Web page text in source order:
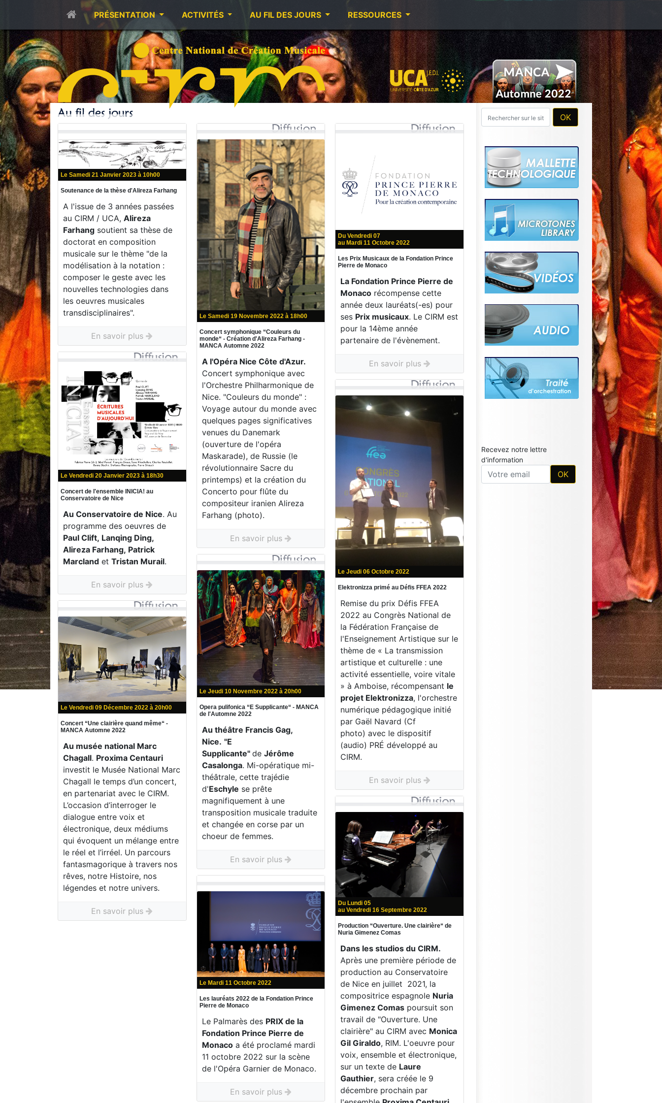
PRÉSENTATION ACTIVITÉS AU FIL DES JOURS RESSOURCES
Le Samedi 21 Janvier 2023 à 10h00
Soutenance de la thèse d'Alireza Farhang
A l'issue de 3 années passées
au CIRM / UCA, Alireza
Farhang soutient sa thèse de
doctorat en composition
musicale sur le thème "de la
modélisation à la notation :
composer le geste avec les
nouvelles technologies dans
les oeuvres musicales
transdisciplinaires".
En savoir plus
Le Vendredi 20 Janvier 2023 à 18h30
Concert de l'ensemble INICIA! au
Conservatoire de Nice
Au Conservatoire de Nice. Au
programme des oeuvres de
Paul Clift, Lanqing Ding,
Alireza Farhang, Patrick
Marcland et Tristan Murail.
En savoir plus
Le Vendredi 09 Décembre 2022 à 20h00
Concert “Une clairière quand même“ -
MANCA Automne 2022
Au musée national Marc
Chagall. Proxima Centauri
investit le Musée National Marc
Chagall le temps d’un concert,
en partenariat avec le CIRM.
L’occasion d’interroger le
dialogue entre voix et
électronique, deux médiums
qui évoquent un mélange entre
le réel et l’irréel. Un parcours
fantasmagorique à travers nos
rêves, notre Histoire, nos
légendes et notre univers.
En savoir plus
Le Samedi 19 Novembre 2022 à 18h00
Concert symphonique “Couleurs du
monde“ - Création d'Alireza Farhang -
MANCA Automne 2022
A l'Opéra Nice Côte d'Azur.
Concert symphonique avec
l'Orchestre Philharmonique de
Nice. "Couleurs du monde" :
Voyage autour du monde avec
quelques pages significatives
venues du Danemark
(ouverture de l'opéra
Maskarade), de Russie (le
révolutionnaire Sacre du
printemps) et la création du
Concerto pour flûte du
compositeur iranien Alireza
Farhang (photo).
En savoir plus
Le Jeudi 10 Novembre 2022 à 20h00
Opera pulifonica “E Supplicante“ - MANCA
de l'Automne 2022
Au théâtre Francis Gag,
Nice. "E
Supplicante" de Jérôme
Casalonga. Mi-opératique mi-
théâtrale, cette trajédie
d'Eschyle se prête
magnifiquement à une
transposition musicale traduite
et changée en corse par un
choeur de femmes.
En savoir plus
Le Mardi 11 Octobre 2022
Les lauréats 2022 de la Fondation Prince
Pierre de Monaco
Le Palmarès des PRIX de la
Fondation Prince Pierre de
Monacoa été proclamé mardi
11 octobre 2022 sur la scène
de l'Opéra Garnier de Monaco.
En savoir plus
Du Vendredi 07
au Mardi 11 Octobre 2022
Les Prix Musicaux de la Fondation Prince
Pierre de Monaco
La Fondation Prince Pierre de
Monaco récompense cette
année deux lauréats(-es) pour
ses Prix musicaux. Le CIRM est
pour la 14ème année
partenaire de l'évènement.
En savoir plus
Le Jeudi 06 Octobre 2022
Elektronizza primé au Défis FFEA 2022
Remise du prix Défis FFEA
2022 au Congrès National de
la Fédération Française de
l'Enseignement Artistique sur le
thème de « La transmission
artistique et culturelle : une
activité essentielle, voire vitale
» à Amboise, récompensant le
projet Elektronizza, l'orchestre
numérique pédagogique initié
par Gaël Navard (Cf
photo) avec le dispositif
(audio) PRÉ développé au
CIRM.
En savoir plus
Du Lundi 05
au Vendredi 16 Septembre 2022
Production “Ouverture. Une clairière“ de
Nuria Gimenez Comas
Dans les studios du CIRM.
Après une première période de
production au Conservatoire
de Nice en juillet 2021, la
compositrice espagnole Nuria
Gimenez Comas poursuit son
travail de "Ouverture. Une
clairière" au CIRM avec Monica
Gil Giraldo, RIM. L'oeuvre pour
voix, ensemble et électronique,
sur un texte de Laure
Gauthier, sera créée le 9
décembre prochain par